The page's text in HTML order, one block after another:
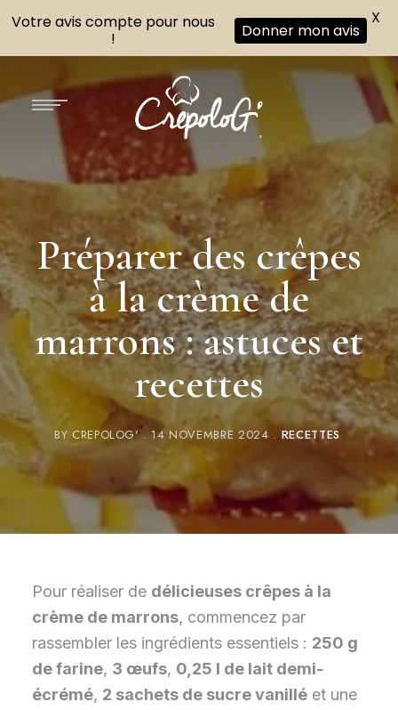
Préparer des crêpes
à la crème de
marrons : astuces et
recettes
BY CREPOLOG' 14 NOVEMBRE 2024 RECETTES
Pour réaliser de délicieuses crêpes à la
crème de marrons, commencez par
rassembler les ingrédients essentiels : 250 g
de farine, 3 œufs, 0,25 l de lait demi-
écrémé, 2 sachets de sucre vanilléet une
Votre avis compte pour nous
!
Donner mon avis
X